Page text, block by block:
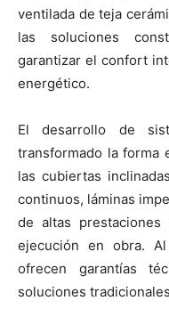
ventilada de teja
las soluciones
garantizar el confort
energético.
El desarrollo de
transformado la forma
las cubiertas
continuos, láminas
de altas
ejecución en obra.
ofrecen garantías
soluciones